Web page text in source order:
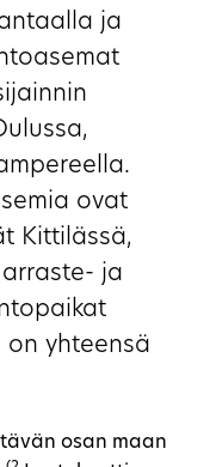
ja
ovat
Kittilässä,
ja
on yhteensä
osan maan